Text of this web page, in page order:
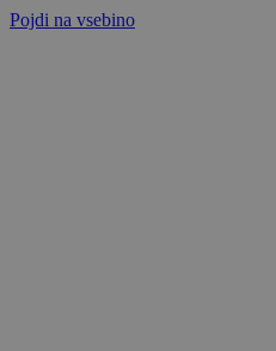
Pojdi na vsebino